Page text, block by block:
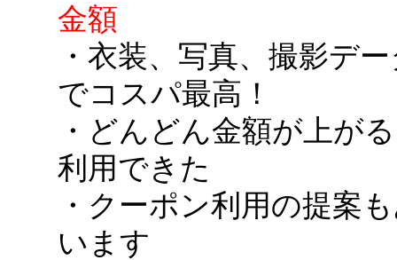
金額
・衣装、写真、撮影デ
でコスパ最高！
・どんどん金額が上が
利用できた
・クーポン利用の提案
います